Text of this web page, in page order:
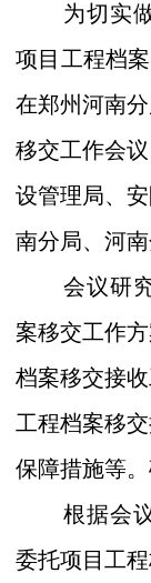
为切实
项目工程档
在郑州河南
移交工作会
设管理局、安
南分局、 河
会议研
案移交工作
档案移交接
工程档案移
保障措施等
根据会
委托项目工